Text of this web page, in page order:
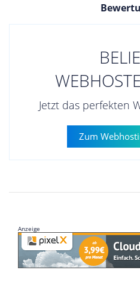
Jetzt das perfekten
Zum
Anzeige